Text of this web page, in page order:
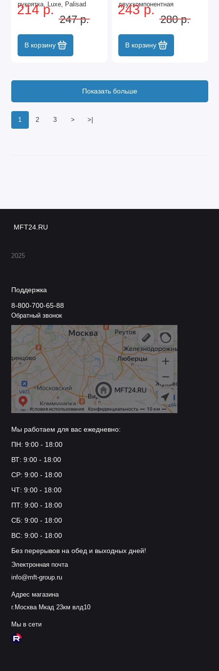
рукоятка, Luxe, Palisad
214 р.
247 р.
В корзину
двухкомпонентная
рукоятка, Luxe, Palisad
243 р.
280 р.
В корзину
1 2 3 > >|
Показать больше
MFT24.RU
2025
Поддержка
8-800-700-65-88
Обратный звонок
Мы работаем для вас ежедневно:
ПН: 9:00 - 18:00
ВТ: 9:00 - 18:00
СР: 9:00 - 18:00
ЧТ: 9:00 - 18:00
ПТ: 9:00 - 18:00
СБ: 9:00 - 18:00
ВС: 9:00 - 18:00
Без перерывов на обед и выходных дней!
Электронная почта
info@mft-group.ru
Адрес магазина
г.Москва Мкад 23км влд10
Мы в сети